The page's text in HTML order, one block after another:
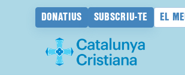
DONATIUS SUBSCRIU-TE EL